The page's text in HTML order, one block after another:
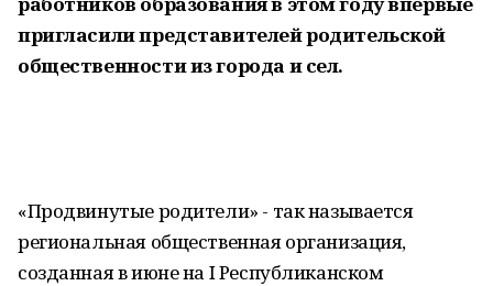
пригласили представителей родительской
общественности из города и сел.
«Продвинутые родители» - так называется
региональная общественная организация,
созданная в июне на I Республиканском